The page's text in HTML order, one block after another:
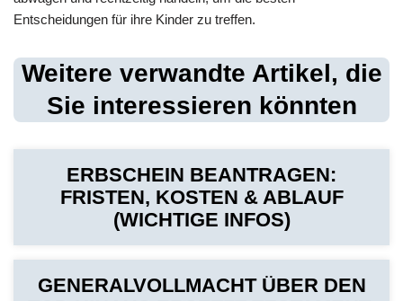
Entscheidungen für ihre Kinder zu treffen.
Weitere verwandte Artikel, die
Sie interessieren könnten
ERBSCHEIN BEANTRAGEN:
FRISTEN, KOSTEN & ABLAUF
(WICHTIGE INFOS)
GENERALVOLLMACHT ÜBER DEN